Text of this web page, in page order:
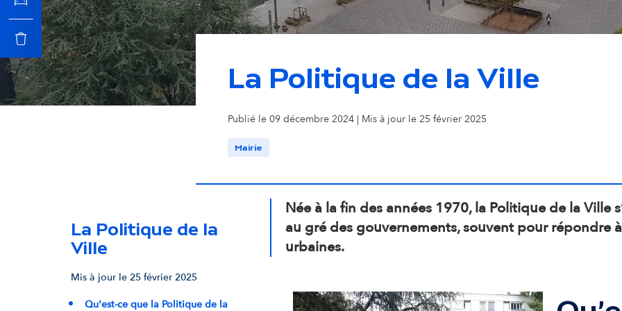
c
i
p
o
s
o
d
La Politique de la Ville
Publié le 09 décembre 2024 | Mis à jour le 25 février 2025
Mairie
La Politique de la
Ville
Mis à jour le 25 février 2025
Qu'est-ce que la Politique de la
Née à la fin des années 1970, la Politique de la Ville
au gré des gouvernements, souvent pour répondre
urbaines.